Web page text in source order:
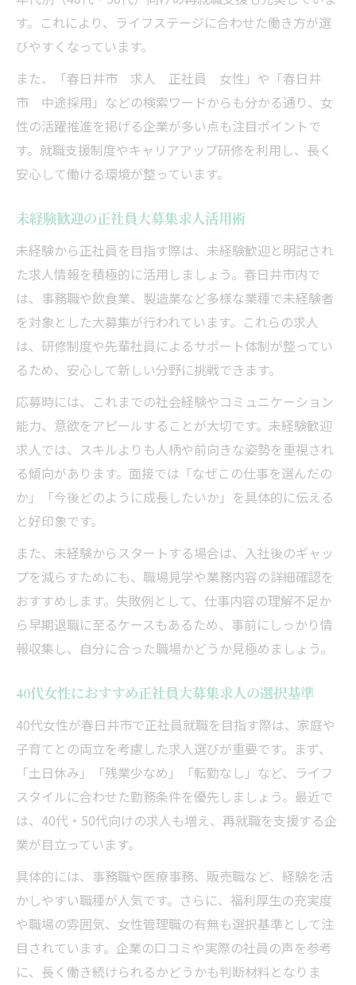
す。これにより、ライフステージに合わせた働き方が選
びやすくなっています。
また、「春日井市 求人 正社員 女性」や「春日井
市 中途採用」などの検索ワードからも分かる通り、女
性の活躍推進を掲げる企業が多い点も注目ポイントで
す。就職支援制度やキャリアアップ研修を利用し、長く
安心して働ける環境が整っています。
未経験歓迎の正社員大募集求人活用術
未経験から正社員を目指す際は、未経験歓迎と明記され
た求人情報を積極的に活用しましょう。春日井市内で
は、事務職や飲食業、製造業など多様な業種で未経験者
を対象とした大募集が行われています。これらの求人
は、研修制度や先輩社員によるサポート体制が整ってい
るため、安心して新しい分野に挑戦できます。
応募時には、これまでの社会経験やコミュニケーション
能力、意欲をアピールすることが大切です。未経験歓迎
求人では、スキルよりも人柄や前向きな姿勢を重視され
る傾向があります。面接では「なぜこの仕事を選んだの
か」「今後どのように成長したいか」を具体的に伝える
と好印象です。
また、未経験からスタートする場合は、入社後のギャッ
プを減らすためにも、職場見学や業務内容の詳細確認を
おすすめします。失敗例として、仕事内容の理解不足か
ら早期退職に至るケースもあるため、事前にしっかり情
報収集し、自分に合った職場かどうか見極めましょう。
40代女性におすすめ正社員大募集求人の選択基準
40代女性が春日井市で正社員就職を目指す際は、家庭や
子育てとの両立を考慮した求人選びが重要です。まず、
「土日休み」「残業少なめ」「転勤なし」など、ライフ
スタイルに合わせた勤務条件を優先しましょう。最近で
は、40代・50代向けの求人も増え、再就職を支援する企
業が目立っています。
具体的には、事務職や医療事務、販売職など、経験を活
かしやすい職種が人気です。さらに、福利厚生の充実度
や職場の雰囲気、女性管理職の有無も選択基準として注
目されています。企業の口コミや実際の社員の声を参考
に、長く働き続けられるかどうかも判断材料となりま